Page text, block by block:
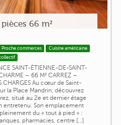
66 m²
Proche commerces
Cuisine américaine
SAINT-ÉTIENNE-DE-SAINT-
– 66 M² CARREZ –
CHARGES Au cœur de Saint-
la Place Mandrin, découvrez
situé au 2e et dernier étage
entretenu. Son emplacement
du « tout à pied » :
pharmacies, centre [...]